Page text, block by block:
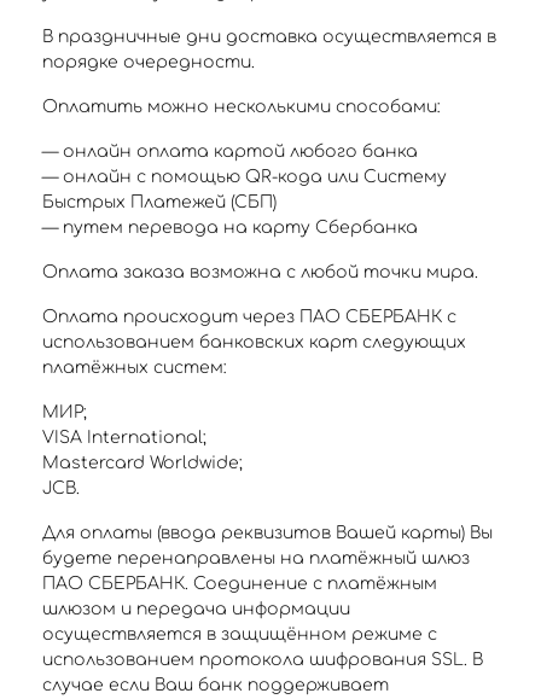
В праздничные дни доставка осуществляется в
порядке очередности.
Оплатить можно несколькими способами:
— онлайн оплата картой любого банка
— онлайн с помощью QR-кода или Систему
Быстрых Платежей (СБП)
— путем перевода на карту Сбербанка
Оплата заказа возможна с любой точки мира.
Оплата происходит через ПАО СБЕРБАНК с
использованием банковских карт следующих
платёжных систем:
МИР;
VISA International;
Mastercard Worldwide;
JCB.
Для оплаты (ввода реквизитов Вашей карты) Вы
будете перенаправлены на платёжный шлюз
ПАО СБЕРБАНК. Соединение с платёжным
шлюзом и передача информации
осуществляется в защищённом режиме с
использованием протокола шифрования SSL. В
случае если Ваш банк поддерживает